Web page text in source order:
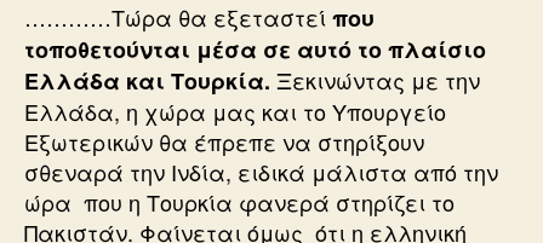
…………Τώρα θα εξεταστείπου
τοποθετούνται μέσα σε αυτό το πλαίσιο
Ελλάδα και Τουρκία. Ξεκινώντας με την
Ελλάδα, η χώρα μας και το Υπουργείο
Εξωτερικών θα έπρεπε να στηρίξουν
σθεναρά την Ινδία, ειδικά μάλιστα από την
ώρα που η Τουρκία φανερά στηρίζει το
Πακιστάν. Φαίνεται όμως ότι η ελληνική